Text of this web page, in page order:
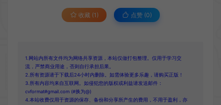
收藏 (1) 点赞 (0)
1.网站内所有文件均为网络共享资源，本站仅做打包整理。仅用于学习交
流，严禁商业用途，否则自行承担后果。
2.所有资源请于下载后24小时内删除。如需体验更多乐趣，请购买正版！
3.所有内容均来自互联网。如侵犯您的版权或利益请发送邮件：
cvformat#gmail.com (#换为@)
4.本站收费仅用于资源的保存、备份和分享所产生的费用，不用于盈利，亦